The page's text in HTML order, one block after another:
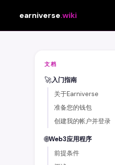
earniverse.wiki
文档
🚀入门指南
关于Earniverse
准备您的钱包
创建我的帐户并登录
🌐Web3应用程序
前提条件